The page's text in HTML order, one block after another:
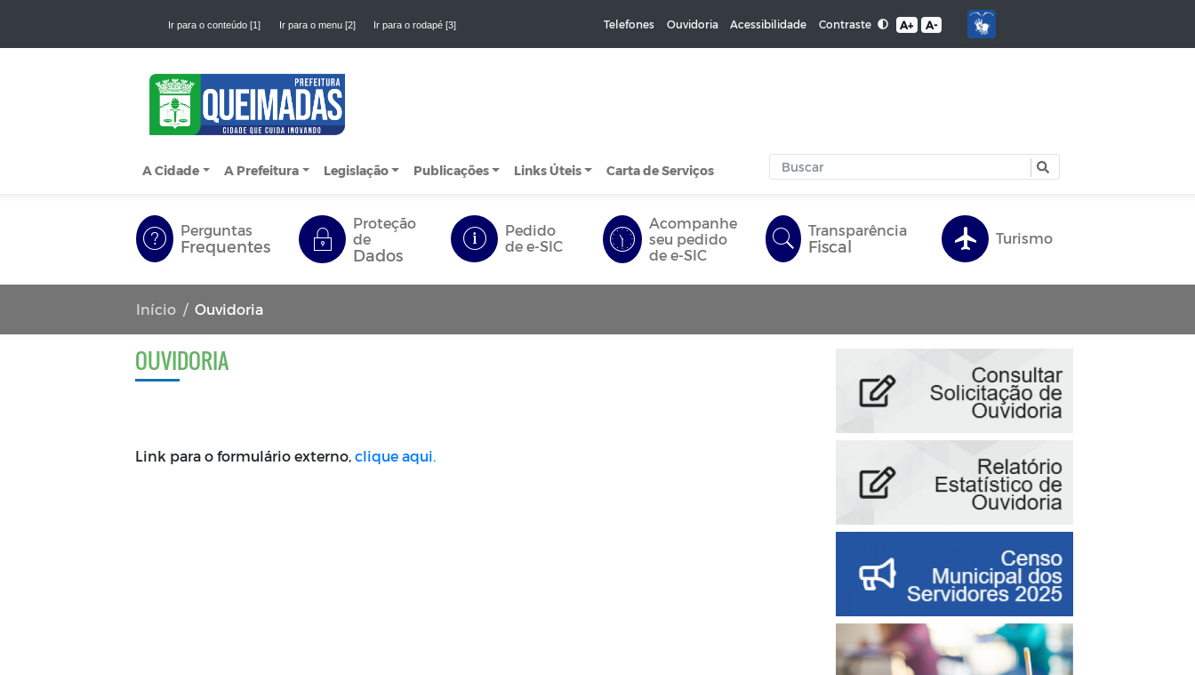
Ir para o conteúdo [1] Ir para o menu [2] Ir para o rodapé [3] Telefones Ouvidoria Acessibilidade Contraste A+ A-
A Cidade A Prefeitura Legislação Publicações Links Úteis Carta de Serviços
Perguntas
Frequentes
Proteção
de
Dados
Pedido
de e-SIC
Acompanhe
seu pedido
de e-SIC
Transparência
Fiscal Turismo
Início Ouvidoria
OUVIDORIA
Link para o formulário externo, clique aqui.